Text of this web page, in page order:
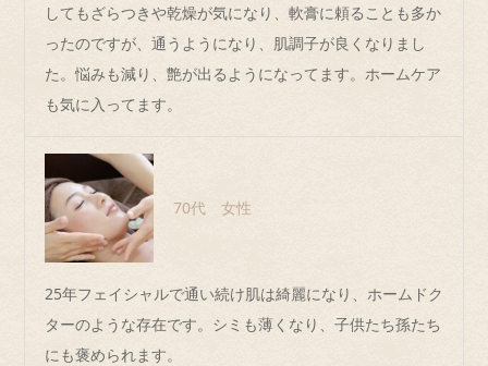
してもざらつきや乾燥が気になり、軟膏に頼ることも多か
ったのですが、通うようになり、肌調子が良くなりまし
た。悩みも減り、艶が出るようになってます。ホームケア
も気に入ってます。
70代 女性
25年フェイシャルで通い続け肌は綺麗になり、ホームドク
ターのような存在です。シミも薄くなり、子供たち孫たち
にも褒められます。